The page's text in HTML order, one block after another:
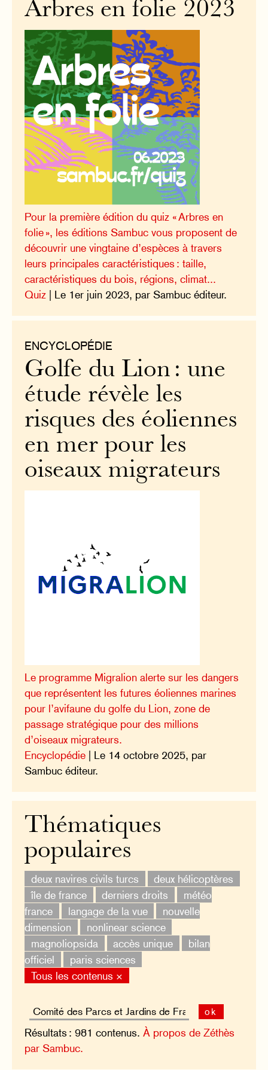
Arbres en folie 2023
Pour la première édition du quiz « Arbres en
folie », les éditions Sambuc vous proposent de
découvrir une vingtaine d’espèces à travers
leurs principales caractéristiques : taille,
caractéristiques du bois, régions, climat...
Quiz | Le 1er juin 2023, par Sambuc éditeur.
ENCYCLOPÉDIE
Golfe du Lion : une
étude révèle les
risques des éoliennes
en mer pour les
oiseaux migrateurs
Le programme Migralion alerte sur les dangers
que représentent les futures éoliennes marines
pour l’avifaune du golfe du Lion, zone de
passage stratégique pour des millions
d’oiseaux migrateurs.
Encyclopédie | Le 14 octobre 2025, par
Sambuc éditeur.
Thématiques
populaires
deux navires civils turcs
deux hélicoptères
île de france
derniers droits
météo
france
langage de la vue
nouvelle
dimension
nonlinear science
magnoliopsida
accès unique
bilan
officiel
paris sciences
Tous les contenus ×
ok
Résultats : 981 contenus.À propos de Zéthès
par Sambuc.